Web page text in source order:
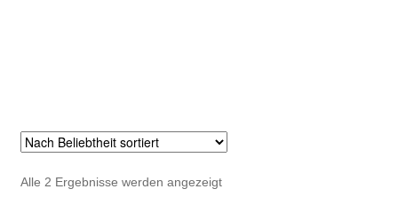
Alle 2 Ergebnisse werden angezeigtNach